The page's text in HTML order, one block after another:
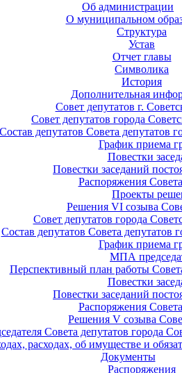
Об администрации
О муниципальном
Структура
Устав
Отчет главы
Символика
История
Дополнительная
Совет депутатов г.
Совет депутатов города
Состав депутатов Совета депутатов
График приема
Повестки
Повестки заседаний
Распоряжения
Проекты
Решения VI созыва
Совет депутатов города
Состав депутатов Совета депутатов
График приема
МПА
Перспективный план работы
Повестки
Повестки заседаний
Распоряжения
Решения V созыва
Совета депутатов города
расходах, об имуществе и
Документы
Распоряжения